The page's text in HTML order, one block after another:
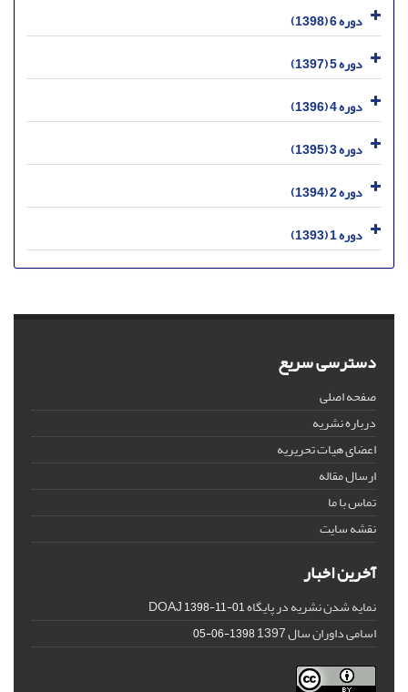
دوره 6 (1398)
دوره 5 (1397)
دوره 4 (1396)
دوره 3 (1395)
دوره 2 (1394)
دوره 1 (1393)
دسترسی سریع
صفحه اصلی
درباره نشریه
اعضای هیات تحریریه
ارسال مقاله
تماس با ما
نقشه سایت
آخرین اخبار
نمایه شدن نشریه در پایگاه DOAJ1398-11-01
اسامی داوران سال 1397 1398-06-05